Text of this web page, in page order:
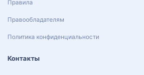
Правила
Правообладателям
Политика конфиденциальности
Контакты